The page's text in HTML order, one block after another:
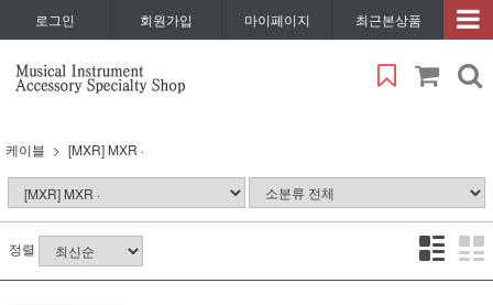
로그인 회원가입 마이페이지 최근본상품
케이블 [MXR] MXR ·
정렬